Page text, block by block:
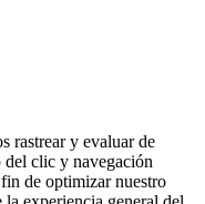
rastrear y evaluar de
del clic y navegación
de optimizar nuestro